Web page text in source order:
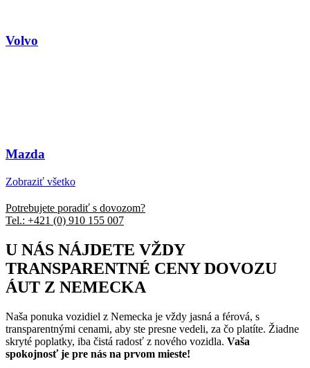
Volvo
Mazda
Zobraziť všetko
Potrebujete poradiť s dovozom?
Tel.: +421 (0) 910 155 007
U NÁS NÁJDETE VŽDY
TRANSPARENTNÉ CENY DOVOZU
ÁUT Z NEMECKA
Naša ponuka vozidiel z Nemecka je vždy jasná a férová, s
transparentnými cenami, aby ste presne vedeli, za čo platíte. Žiadne
skryté poplatky, iba čistá radosť z nového vozidla. Vaša
spokojnosť je pre nás na prvom mieste!